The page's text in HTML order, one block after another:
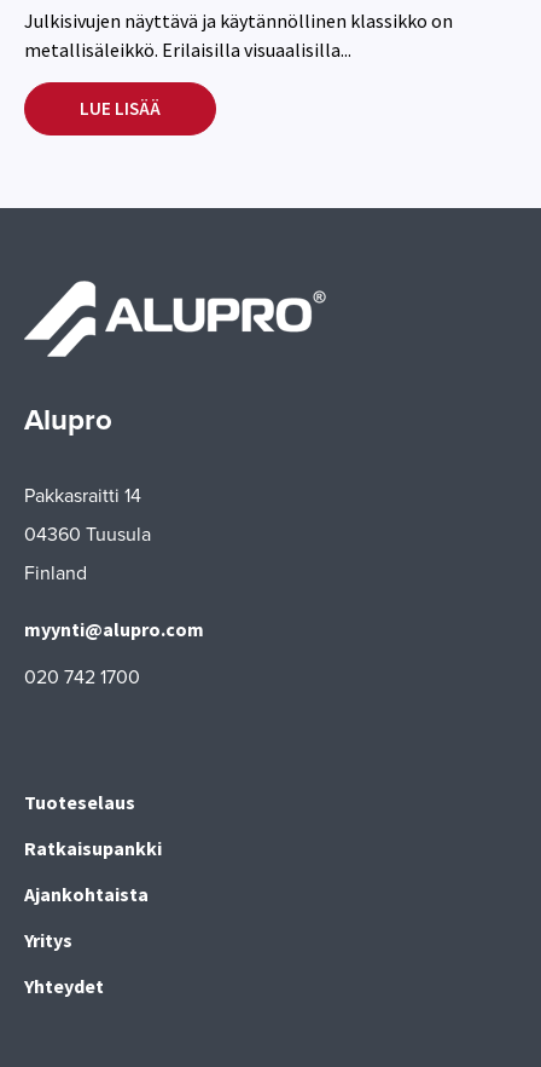
Julkisivujen näyttävä ja käytännöllinen klassikko on
metallisäleikkö. Erilaisilla visuaalisilla...
LUE LISÄÄ
Alupro
Pakkasraitti 14
04360 Tuusula
Finland
myynti@alupro.com
020 742 1700
Tuoteselaus
Ratkaisupankki
Ajankohtaista
Yritys
Yhteydet